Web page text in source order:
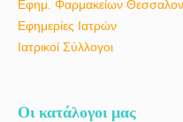
Εφημ. Φαρμακείων
Εφημερίες Ιατρών
Ιατρικοί Σύλλογοι
Οι κατάλογοι μας